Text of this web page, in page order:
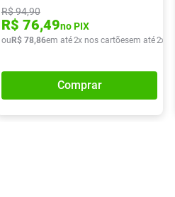
R$ 13,01
R$94,90
R$ 76,49no PIX
ou R$ 78,86em até2x nos cartõesem até2x de
Comprar